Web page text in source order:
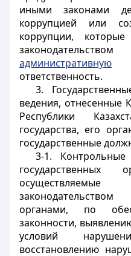
иными законами
коррупцией или
коррупции, которые
административную
ответственность.
3.
ведения, отнесенные
Республики
государства, его
государственные
3-1.
органами, по
законности,
условий
восстановлению